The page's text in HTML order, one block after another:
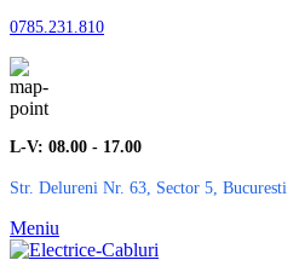
0785.231.810
L-V: 08.00 - 17.00
Str. Delureni Nr. 63, Sector 5, Bucuresti
Meniu